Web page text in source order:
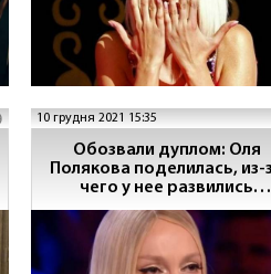
10 грудня 2021 15:35
Обозвали дуплом: Оля
Полякова поделилась, из-за
чего у нее развились
комплексы